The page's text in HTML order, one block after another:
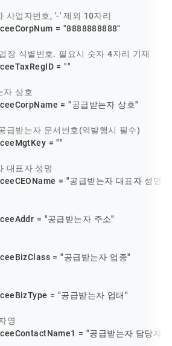
사업자번호, '-' 제외 10자리
=
"8888888888"
장 식별번호. 필요시 숫자 4자리 기재
=
""
자 상호
=
"공급받는자 상호"
급받는자 문서번호(역발행시 필수)
=
""
대표자 성명
=
"공급받는자 대표자 성명"
=
"공급받는자 주소"
=
"공급받는자 업종"
=
"공급받는자 업태"
명
=
"공급받는자 담당자